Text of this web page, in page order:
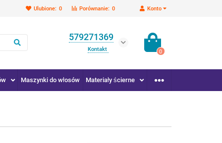
Konto
Porównanie: 0
Ulubione: 0
579271369
Kontakt 0
Maszynki do włosów Materiały ścierne